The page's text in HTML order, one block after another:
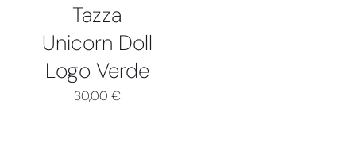
Tazza
Unicorn Doll
Logo Verde
30,00 €